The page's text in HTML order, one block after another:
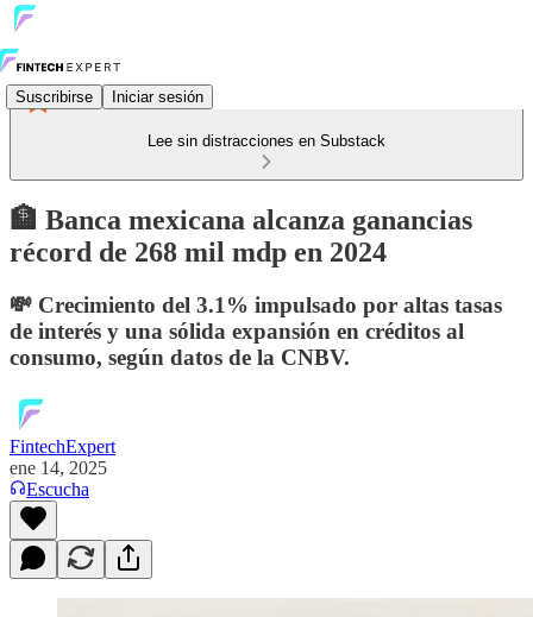
Suscribirse Iniciar sesión
Lee sin distracciones en Substack
🏦 Banca mexicana alcanza ganancias
récord de 268 mil mdp en 2024
💸 Crecimiento del 3.1% impulsado por altas tasas
de interés y una sólida expansión en créditos al
consumo, según datos de la CNBV.
FintechExpert
ene 14, 2025
Escucha